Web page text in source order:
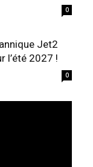
0
Jet2
l’été 2027 !
0